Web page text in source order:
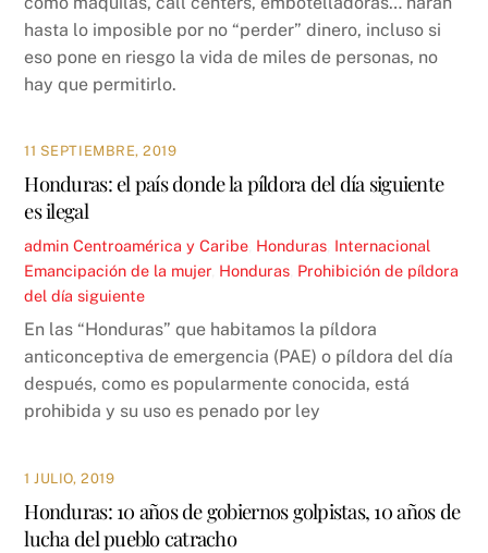
hasta lo imposible por no “perder” dinero, incluso si
eso pone en riesgo la vida de miles de personas, no
hay que permitirlo.
11 SEPTIEMBRE, 2019
Honduras: el país donde la píldora del día siguiente
es ilegal
admin Centroamérica y Caribe Honduras Internacional
Emancipación de la mujer, Honduras Prohibición de píldora
del día siguiente
En las “Honduras” que habitamos la píldora
anticonceptiva de emergencia (PAE) o píldora del día
después, como es popularmente conocida, está
prohibida y su uso es penado por ley
1 JULIO, 2019
Honduras: 10 años de gobiernos golpistas, 10 años de
lucha del pueblo catracho